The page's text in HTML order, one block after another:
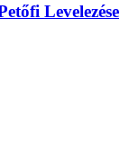
Levelezése